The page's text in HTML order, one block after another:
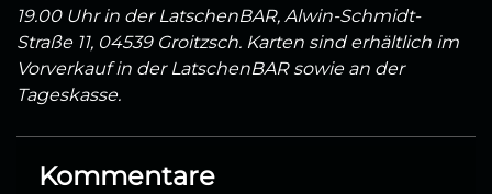
19.00 Uhr in der LatschenBAR, Alwin-Schmidt-
Straße 11, 04539 Groitzsch. Karten sind erhältlich im
Vorverkauf in der LatschenBAR sowie an der
Tageskasse.
Kommentare